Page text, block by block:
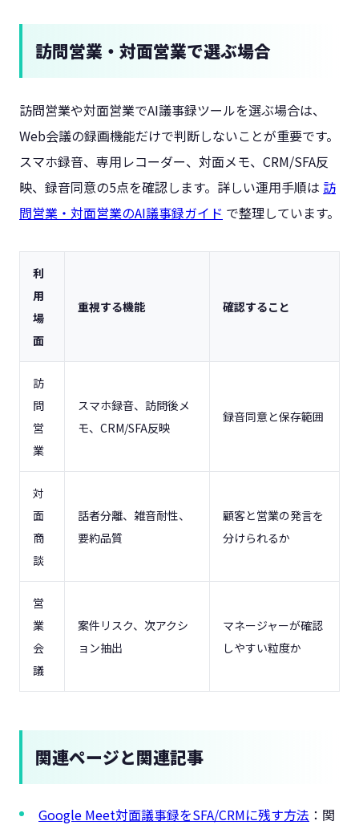
訪問営業・対面営業で選ぶ場合
訪問営業や対面営業でAI議事録ツールを選ぶ場合は、
Web会議の録画機能だけで判断しないことが重要です。
スマホ録音、専用レコーダー、対面メモ、CRM/SFA反
映、録音同意の5点を確認します。詳しい運用手順は 訪
問営業・対面営業のAI議事録ガイド で整理しています。
利
用
場
面
重視する機能 確認すること
訪
問
営
業
スマホ録音、訪問後メ
モ、CRM/SFA反映
録音同意と保存範囲
対
面
商
談
話者分離、雑音耐性、
要約品質
顧客と営業の発言を
分けられるか
営
業
会
議
案件リスク、次アクシ
ョン抽出
マネージャーが確認
しやすい粒度か
関連ページと関連記事
Google Meet対面議事録をSFA/CRMに残す方法 ：関